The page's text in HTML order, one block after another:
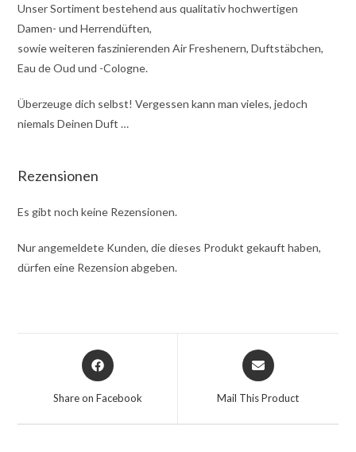
Unser Sortiment bestehend aus qualitativ hochwertigen
Damen- und Herrendüften,
sowie weiteren faszinierenden Air Freshenern, Duftstäbchen,
Eau de Oud und -Cologne.
Überzeuge dich selbst! Vergessen kann man vieles, jedoch
niemals Deinen Duft …
Rezensionen
Es gibt noch keine Rezensionen.
Nur angemeldete Kunden, die dieses Produkt gekauft haben,
dürfen eine Rezension abgeben.
Share on Facebook Mail This Product